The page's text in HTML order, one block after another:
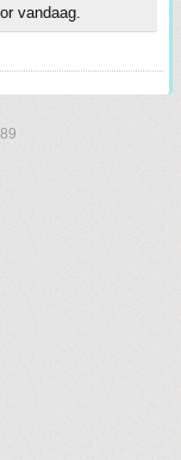
vandaag.